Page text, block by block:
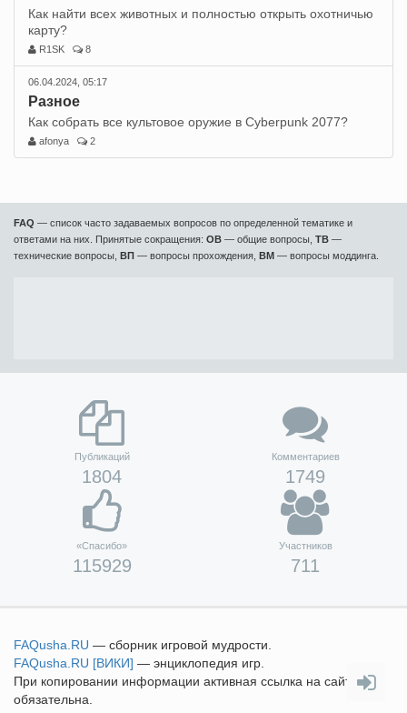
Как найти всех животных и полностью открыть охотничью
карту?
R1SK 8
06.04.2024, 05:17
Разное
Как собрать все культовое оружие в Cyberpunk 2077?
afonya 2
FAQ — список часто задаваемых вопросов по определенной тематике и
ответами на них. Принятые сокращения: ОВ — общие вопросы, ТВ —
технические вопросы, ВП — вопросы прохождения, ВМ — вопросы моддинга.
Публикаций
1804
Комментариев
1749
«Спасибо»
115929
Участников
711
FAQusha .RU — сборник игровой мудрости.
FAQusha .RU [ВИКИ] — энциклопедия игр.
При копировании информации активная ссылка на сайт
обязательна.